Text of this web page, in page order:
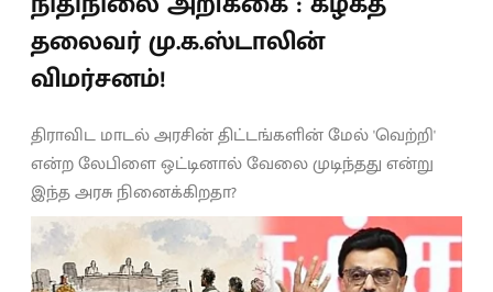
தலைவர் மு.க.ஸ்டாலின்
விமர்சனம்!
திராவிட மாடல் அரசின் திட்டங்களின் மேல் 'வெற்றி'
என்ற லேபிளை ஒட்டினால் வேலை முடிந்தது என்று
இந்த அரசு நினைக்கிறதா?